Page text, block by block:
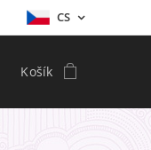
CS
Košík